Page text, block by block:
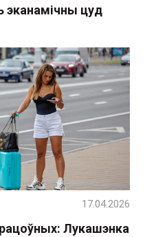
эканамічны цуд
Лукашэнка
17.04.2026